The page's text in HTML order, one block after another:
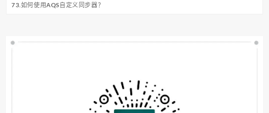
73.如何使用AQS自定义同步器？